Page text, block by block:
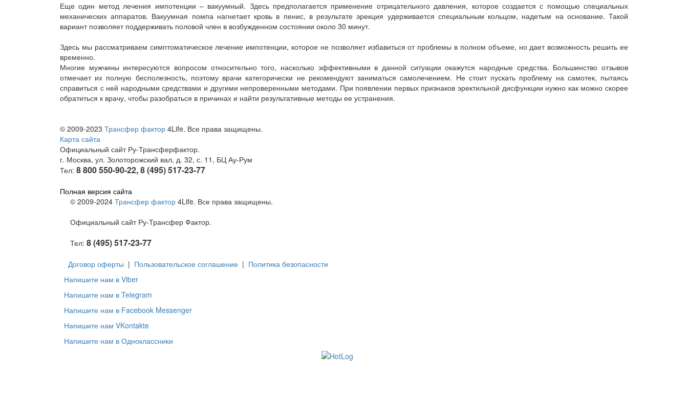
Еще один метод лечения импотенции – вакуумный. Здесь предполагается применение отрицательного давления, которое создается с помощью специальных
механических аппаратов. Вакуумная помпа нагнетает кровь в пенис, в результате эрекция удерживается специальным кольцом, надетым на основание. Такой
вариант позволяет поддерживать половой член в возбужденном состоянии около 30 минут.
Здесь мы рассматриваем симптоматическое лечение импотенции, которое не позволяет избавиться от проблемы в полном объеме, но дает возможность решить ее
временно.
Многие мужчины интересуются вопросом относительно того, насколько эффективными в данной ситуации окажутся народные средства. Большинство отзывов
отмечает их полную бесполезность, поэтому врачи категорически не рекомендуют заниматься самолечением. Не стоит пускать проблему на самотек, пытаясь
справиться с ней народными средствами и другими непроверенными методами. При появлении первых признаков эректильной дисфункции нужно как можно скорее
обратиться к врачу, чтобы разобраться в причинах и найти результативные методы ее устранения.
© 2009-2023 Трансфер фактор 4Life. Все права защищены.
Карта сайта
Официальный сайт Ру-Трансферфактор.
г. Москва, ул. Золоторожский вал, д. 32, с. 11, БЦ Ау-Рум
Тел: 8 800 550-90-22, 8 (495) 517-23-77
Полная версия сайта
© 2009-2024 Трансфер фактор 4Life. Все права защищены.
Официальный сайт Ру-Трансфер Фактор.
Тел: 8 (495) 517-23-77
Договор оферты | Пользовательское соглашение | Политика безопасности
Напишите нам в Viber
Напишите нам в Telegram
Напишите нам в Facebook Messenger
Напишите нам VKontakte
Напишите нам в Одноклассники